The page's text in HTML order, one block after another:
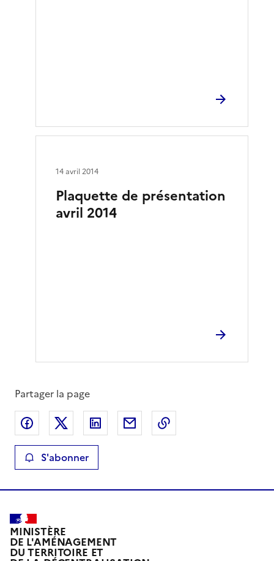
Plaquette de présentation
avril 2014
14 avril 2014
Partager la page
Partager sur Facebook
Partager sur XPartager sur LinkedIn
Partager par email
S'abonner
MINISTÈRE
DE L'AMÉNAGEMENT
DU TERRITOIRE ET